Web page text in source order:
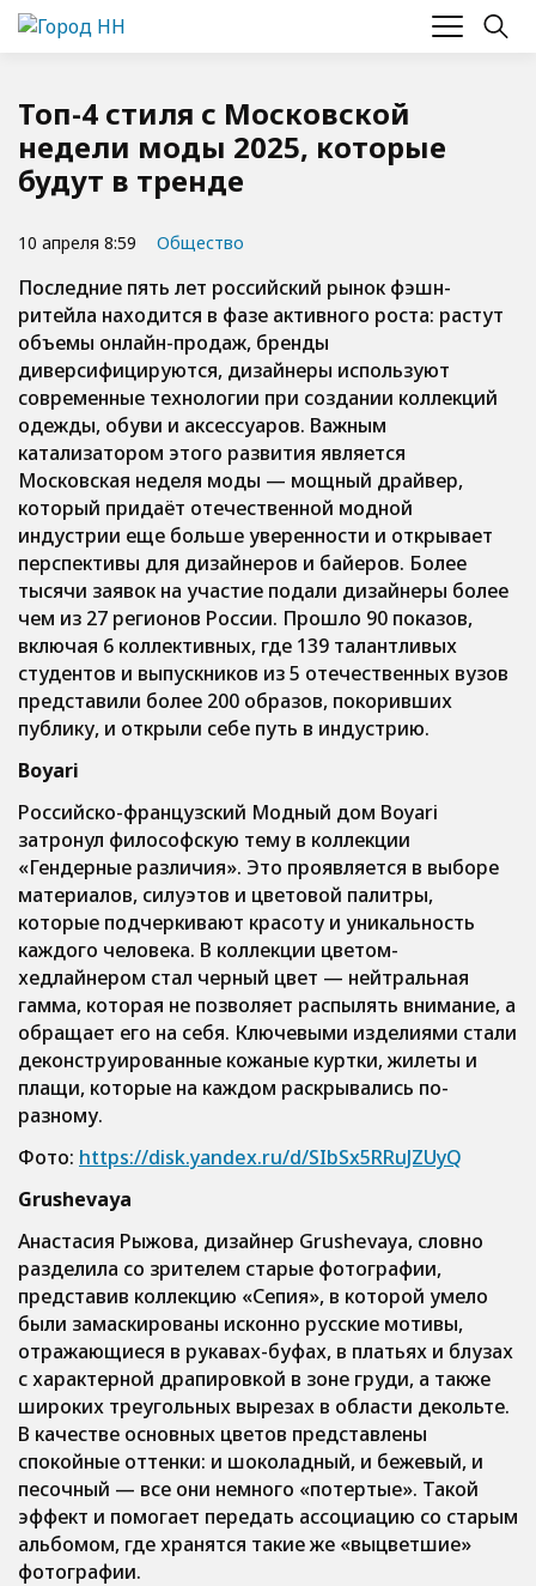
Топ-4 стиля с Московской
недели моды 2025, которые
будут в тренде
10 апреля 8:59 Общество
Последние пять лет российский рынок фэшн-
ритейла находится в фазе активного роста: растут
объемы онлайн-продаж, бренды
диверсифицируются, дизайнеры используют
современные технологии при создании коллекций
одежды, обуви и аксессуаров. Важным
катализатором этого развития является
Московская неделя моды — мощный драйвер,
который придаёт отечественной модной
индустрии еще больше уверенности и открывает
перспективы для дизайнеров и байеров. Более
тысячи заявок на участие подали дизайнеры более
чем из 27 регионов России. Прошло 90 показов,
включая 6 коллективных, где 139 талантливых
студентов и выпускников из 5 отечественных вузов
представили более 200 образов, покоривших
публику, и открыли себе путь в индустрию.
Boyari
Российско-французский Модный дом Boyari
затронул философскую тему в коллекции
«Гендерные различия». Это проявляется в выборе
материалов, силуэтов и цветовой палитры,
которые подчеркивают красоту и уникальность
каждого человека. В коллекции цветом-
хедлайнером стал черный цвет — нейтральная
гамма, которая не позволяет распылять внимание, а
обращает его на себя. Ключевыми изделиями стали
деконструированные кожаные куртки, жилеты и
плащи, которые на каждом раскрывались по-
разному.
Фото: https://disk.yandex.ru/d/SIbSx5RRuJZUyQ
Grushevaya
Анастасия Рыжова, дизайнер Grushevaya, словно
разделила со зрителем старые фотографии,
представив коллекцию «Сепия», в которой умело
были замаскированы исконно русские мотивы,
отражающиеся в рукавах-буфах, в платьях и блузах
с характерной драпировкой в зоне груди, а также
широких треугольных вырезах в области декольте.
В качестве основных цветов представлены
спокойные оттенки: и шоколадный, и бежевый, и
песочный — все они немного «потертые». Такой
эффект и помогает передать ассоциацию со старым
альбомом, где хранятся такие же «выцветшие»
фотографии.